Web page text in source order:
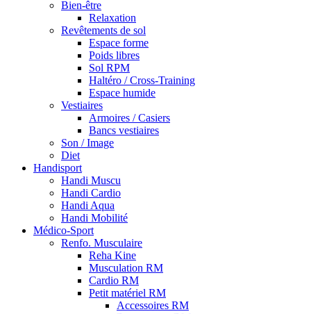
Bien-être
Relaxation
Revêtements de sol
Espace forme
Poids libres
Sol RPM
Haltéro / Cross-Training
Espace humide
Vestiaires
Armoires / Casiers
Bancs vestiaires
Son / Image
Diet
Handisport
Handi Muscu
Handi Cardio
Handi Aqua
Handi Mobilité
Médico-Sport
Renfo. Musculaire
Reha Kine
Musculation RM
Cardio RM
Petit matériel RM
Accessoires RM